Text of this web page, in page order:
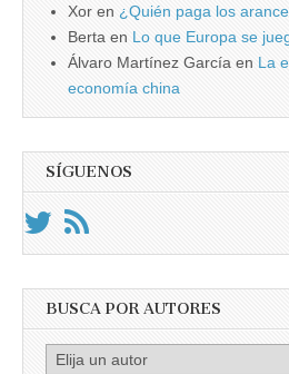
Xor en ¿Quién paga los
Berta en Lo que Europa se
Álvaro Martínez García en La
economía china
SÍGUENOS
BUSCA POR AUTORES
Busca